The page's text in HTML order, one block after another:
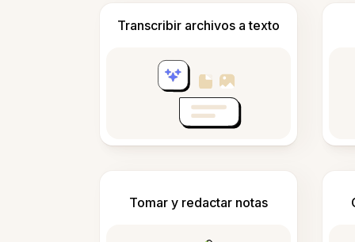
Transcribir archivos a texto
Tomar y redactar notas